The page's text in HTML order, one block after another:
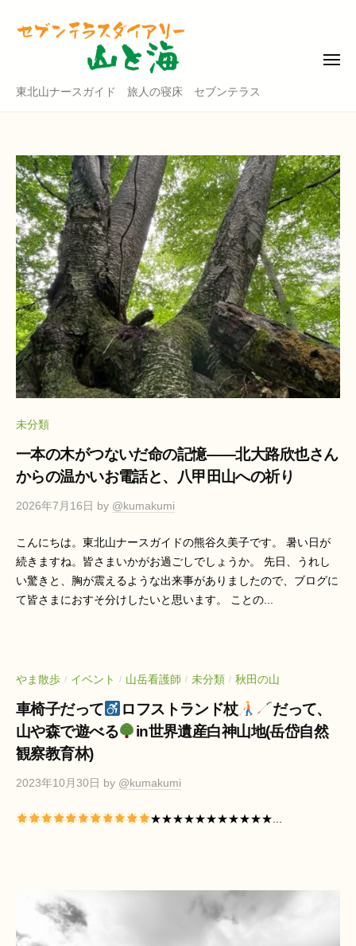
東
ナ
ー
ス
ガ
イ
ド
・
セ
ブ
ン
テ
ラ
ス
イ
リ
ー
山
と
東北山ナースガイド 旅人の寝床 セブンテラス
メ
未分類
一本の木がつないだ命の記憶――北大路欣也さん
からの温かいお電話と、八甲田山への祈り
2026年7月16日 by @kumakumi
こんにちは。東北山ナースガイドの熊谷久美子です。 暑い日が
続きますね。皆さまいかがお過ごしでしょうか。 先日、うれし
い驚きと、胸が震えるような出来事がありましたので、ブログに
て皆さまにおすそ分けしたいと思います。 ことの...
やま散歩 / イベント / 山岳看護師 / 未分類 / 秋田の山
車椅子だって ロフストランド杖
だって、
山や森で遊べる
in世界遺産白神山地(岳岱自然
観察教育林)
2023年10月30日 by @kumakumi
★★★★★★★★★★★...
山
ス
ド
・
セ
ブ
ン
テ
ラ
ス
ダ
イ
ア
リ
ー
海